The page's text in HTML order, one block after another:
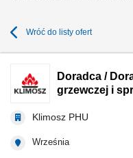
Wróć do listy ofert
Doradca /
grzewczej i
Klimosz PHU
Września